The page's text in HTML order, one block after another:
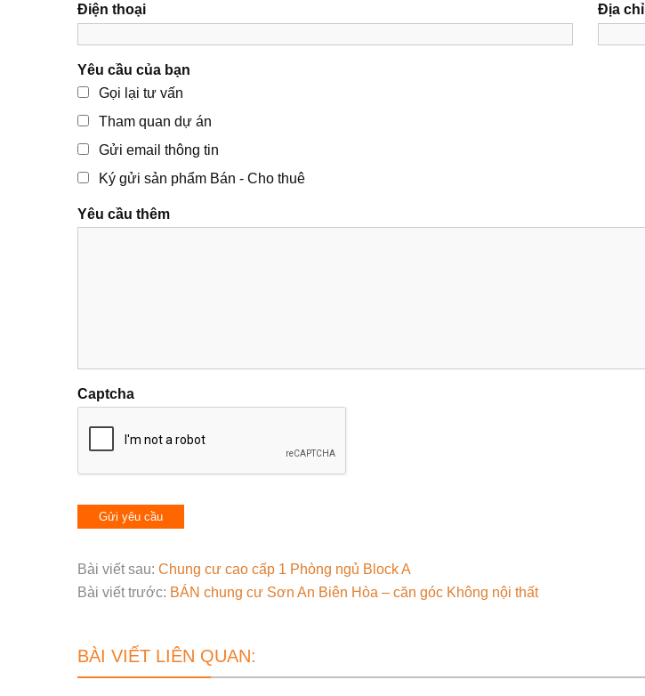
Điện thoại Địa chỉ
Yêu cầu của bạn
Gọi lại tư vấn
Tham quan dự án
Gửi email thông tin
Ký gửi sản phẩm Bán - Cho thuê
Yêu cầu thêm
Captcha
Bài viết sau: Chung cư cao cấp 1 Phòng ngủ Block A
Bài viết trước: BÁN chung cư Sơn An Biên Hòa – căn góc Không nội thất
BÀI VIẾT LIÊN QUAN: